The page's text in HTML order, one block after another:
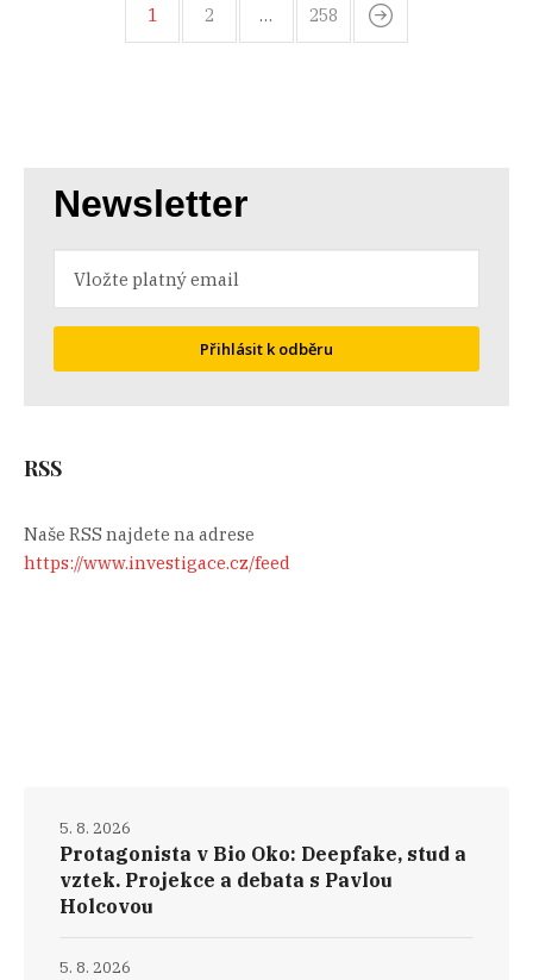
1 2 … 258
Newsletter
Přihlásit k odběru
RSS
Naše RSS najdete na adrese
https://www.investigace.cz/feed
Protagonista v Bio Oko: Deepfake, stud a
vztek. Projekce a debata s Pavlou
Holcovou
5. 8. 2026
5. 8. 2026